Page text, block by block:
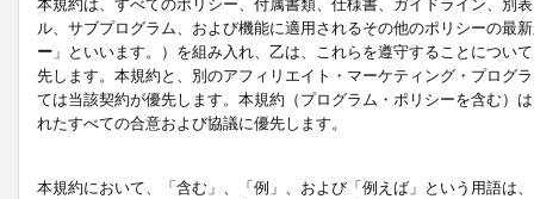
本規約は、すべてのポリシー、付属書類、仕様書、ガイドライン、別
ル、サブプログラム、および機能に適用されるその他のポリシーの最
ー 」といいます。）を組み入れ、乙は、これらを遵守することにつ
先します。本規約と、別のアフィリエイト・マーケティング・プログ
ては当該契約が優先します。本規約（プログラム・ポリシーを含む）
れたすべての合意および協議に優先します。
本規約において、「含む」、「例」、および「例えば」という用語は